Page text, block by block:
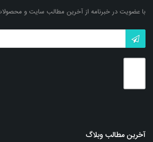
با عضویت در خبرنامه از آخرین مطالب سایت و
آخرین مطالب وبلاگ